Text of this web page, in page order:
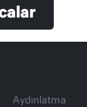
Aydınlatma